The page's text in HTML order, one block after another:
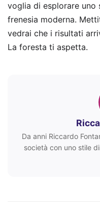
voglia di esplorare
frenesia moderna.
vedrai che i risultati
La foresta ti aspetta.
Da anni Riccardo
società con uno stile